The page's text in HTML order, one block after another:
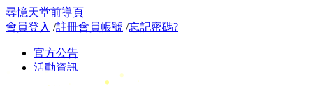
尋憶天堂前導頁|
會員登入 /註冊會員帳號 /忘記密碼?